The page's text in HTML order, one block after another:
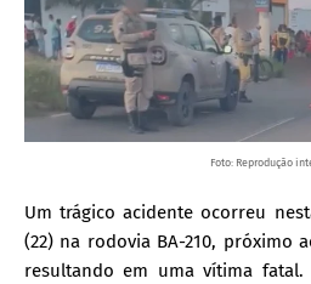
Foto: Reprodução
Um trágico acidente ocorreu
(22) na rodovia BA-210, próximo
resultando em uma vítima